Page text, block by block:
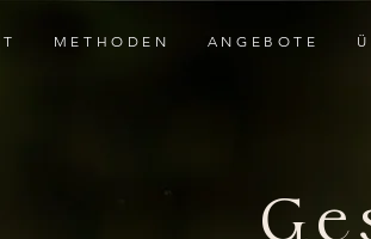
METHODEN ANGEBOTE